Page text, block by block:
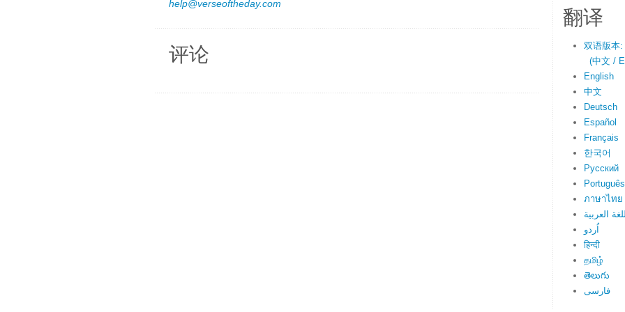
help@verseoftheday.com
评论
翻译
双语版本:
(中文 /
English
中文
Deutsch
Español
Français
한국어
Русский
Português
ภาษาไทย
العربية
اُردو
हिन्दी
தமிழ்
తెలుగు
فارسی